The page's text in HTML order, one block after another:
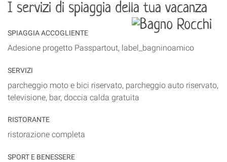
I servizi di spiaggia della tua vacanza
SPIAGGIA ACCOGLIENTE
Adesione progetto Passpartout, label_bagninoamico
SERVIZI
parcheggio moto e bici riservato, parcheggio auto riservato,
televisione, bar, doccia calda gratuita
RISTORANTE
ristorazione completa
SPORT E BENESSERE